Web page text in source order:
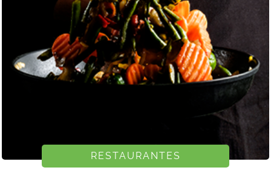
RESTAURANTES